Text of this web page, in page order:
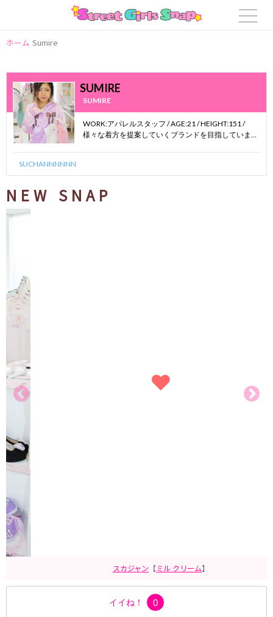
ホーム Sumire
SUMIRE
SUMIRE
WORK:アパレルスタッフ / AGE:21 / HEIGHT:151 /
様々な着方を提案していくブランドを目指していま
SUCHANNNNNN
NEW SNAP
スカジャン【ミル クリーム】
イイね！ 0